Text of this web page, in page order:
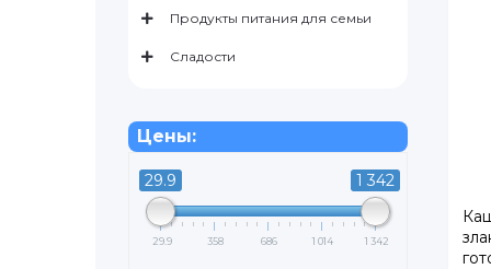
Продукты питания для семьи
Сладости
Цены:
29.9 1 342
29.9 358 686 1 014 1 342